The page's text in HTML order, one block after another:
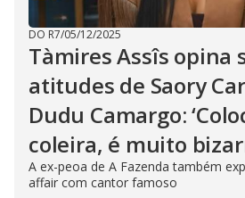
DO R7/05/12/2025
Tàmires Assîs opina
atitudes de Saory
Dudu Camargo:
coleira, é muito
A ex-peoa de A Fazenda também
affair com cantor famoso